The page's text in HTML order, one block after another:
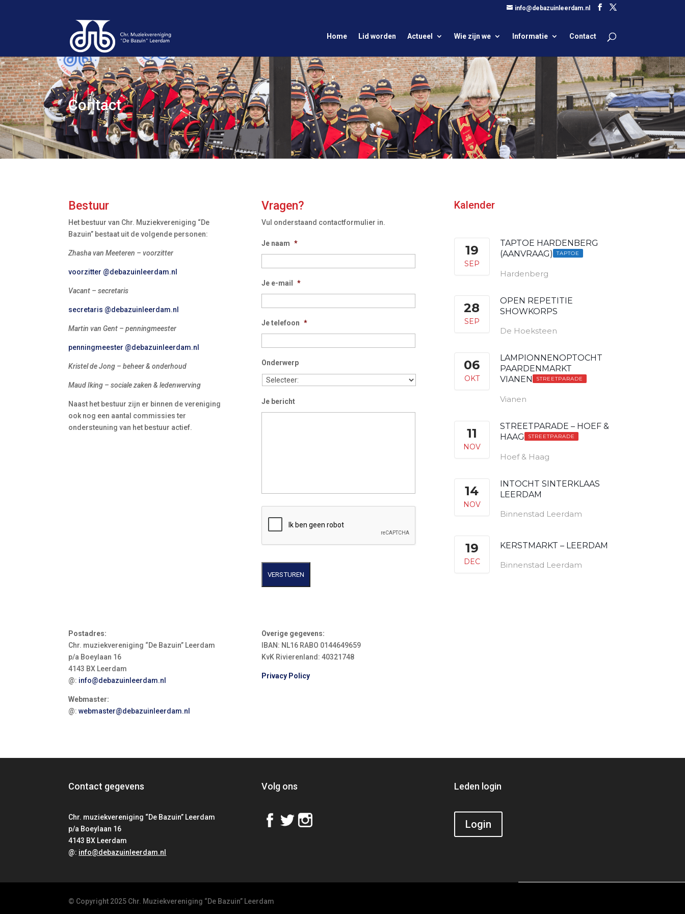
info@debazuinleerdam.nl
Home Lid worden Actueel Wie zijn we Informatie Contact
Contact
Bestuur
Het bestuur van Chr. Muziekvereniging “De
Bazuin” bestaat uit de volgende personen:
Zhasha van Meeteren – voorzitter
voorzitter @debazuinleerdam.nl
Vacant – secretaris
secretaris @debazuinleerdam.nl
Martin van Gent – penningmeester
penningmeester @debazuinleerdam.nl
Kristel de Jong – beheer & onderhoud
Maud Iking – sociale zaken & ledenwerving
Naast het bestuur zijn er binnen de vereniging
ook nog een aantal commissies ter
ondersteuning van het bestuur actief.
Vragen?
Vul onderstaand contactformulier in.
Je naam *
Je e-mail *
Je telefoon *
Onderwerp
Je bericht
C
A
VERSTUREN
Kalender
19
SEP
TAPTOE HARDENBERG
(AANVRAAG)
TAPTOE
Hardenberg
28
SEP
OPEN REPETITIE
SHOWKORPS
De Hoeksteen
06
OKT
LAMPIONNENOPTOCHT
PAARDENMARKT
VIANEN
STREETPARADE
Vianen
11
NOV
STREETPARADE – HOEF &
HAAG
STREETPARADE
Hoef & Haag
14
NOV
INTOCHT SINTERKLAAS
LEERDAM
Binnenstad Leerdam
19
DEC
KERSTMARKT – LEERDAM
Binnenstad Leerdam
Postadres:
Chr. muziekvereniging “De Bazuin” Leerdam
p/a Boeylaan 16
4143 BX Leerdam
@: info@debazuinleerdam.nl
Webmaster:
@:webmaster@debazuinleerdam.nl
Overige gegevens:
IBAN: NL16 RABO 0144649659
KvK Rivierenland: 40321748
Privacy Policy
Contact gegevens
Chr. muziekvereniging “De Bazuin” Leerdam
p/a Boeylaan 16
4143 BX Leerdam
@: info@debazuinleerdam.nl
Volg ons Leden login
Login
© Copyright 2025 Chr. Muziekvereniging “De Bazuin” Leerdam